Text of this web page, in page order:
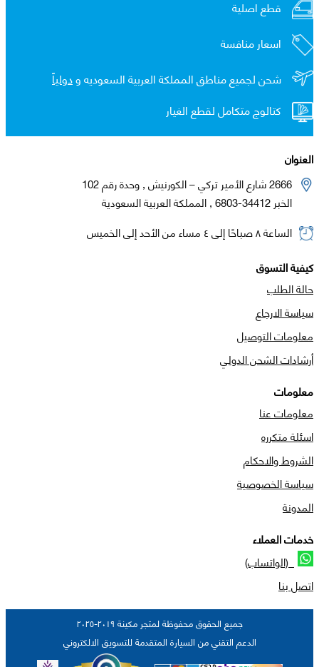
قطع اصلية
اسعار منافسة
شحن لجميع مناطق المملكة العربية السعوديه ودولياً
كتالوج متكامل لقطع الغيار
العنوان
2666 شارع الأمير تركي – الكورنيش , وحدة رقم 102
الخبر 34412-6803 , المملكة العربية السعودية
الساعة ٨ صباحًا إلى ٤ مساء من الأحد إلى الخميس
كيفية التسوق
حالة الطلب
سياسة الارجاع
معلومات التوصيل
أرشادات الشحن الدولي
معلومات
معلومات عنا
اسئلة متكرره
الشروط والاحكام
سياسة الخصوصية
المدونة
خدمات العملاء
(الواتساب)
اتصل بنا
جميع الحقوق محفوظة لمتجر مكينة ٢٠١٩-٢٠٢٥
الدعم التقني من السيارة المتقدمة للتسويق الالكتروني